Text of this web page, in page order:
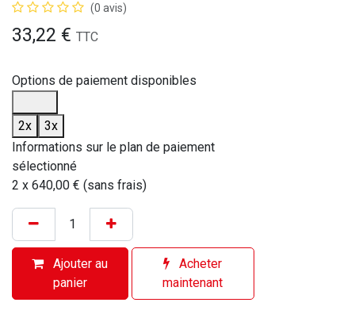
(0 avis)
33,22 € TTC
Options de paiement disponibles
2x
3x
Informations sur le plan de paiement
sélectionné
2 x 640,00 € (sans frais)
Ajouter au
panier
Acheter
maintenant